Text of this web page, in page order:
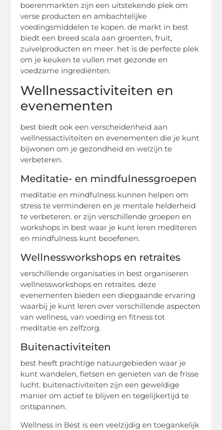
boerenmarkten zijn een uitstekende plek om
verse producten en ambachtelijke
voedingsmiddelen te kopen. de markt in best
biedt een breed scala aan groenten, fruit,
zuivelproducten en meer. het is de perfecte plek
om je keuken te vullen met gezonde en
voedzame ingrediënten.
Wellnessactiviteiten en
evenementen
best biedt ook een verscheidenheid aan
wellnessactiviteiten en evenementen die je kunt
bijwonen om je gezondheid en welzijn te
verbeteren.
Meditatie- en mindfulnessgroepen
meditatie en mindfulness kunnen helpen om
stress te verminderen en je mentale helderheid
te verbeteren. er zijn verschillende groepen en
workshops in best waar je kunt leren mediteren
en mindfulness kunt beoefenen.
Wellnessworkshops en retraites
verschillende organisaties in best organiseren
wellnessworkshops en retraites. deze
evenementen bieden een diepgaande ervaring
waarbij je kunt leren over verschillende aspecten
van wellness, van voeding en fitness tot
meditatie en zelfzorg.
Buitenactiviteiten
best heeft prachtige natuurgebieden waar je
kunt wandelen, fietsen en genieten van de frisse
lucht. buitenactiviteiten zijn een geweldige
manier om actief te blijven en tegelijkertijd te
ontspannen.
Wellness in Best is een veelzijdig en toegankelijk